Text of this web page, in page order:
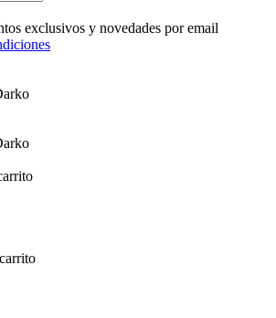
exclusivos y novedades por email